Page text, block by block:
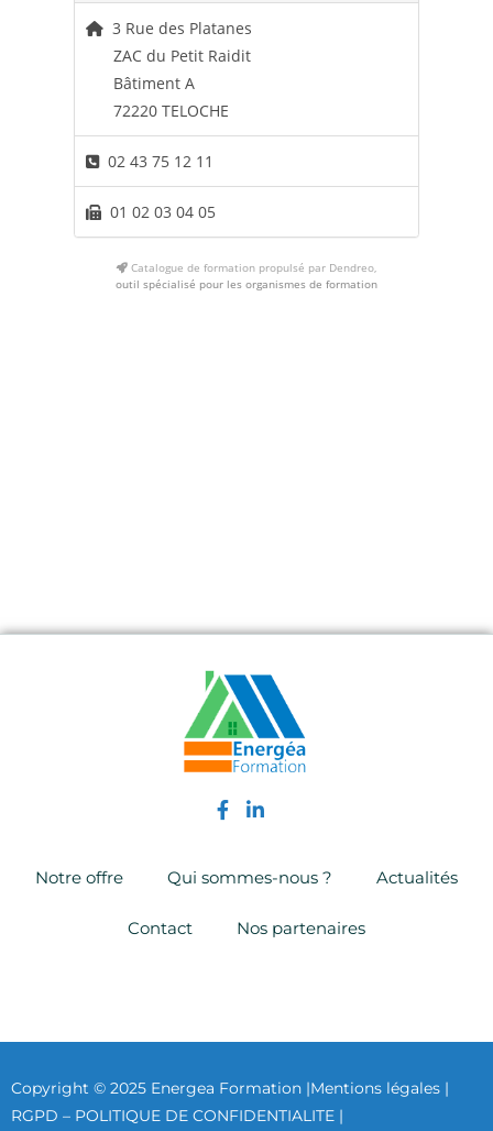
3 Rue des Platanes
ZAC du Petit Raidit
Bâtiment A
72220 TELOCHE
02 43 75 12 11
01 02 03 04 05
Catalogue de formation propulsé par Dendreo,
outil spécialisé pour les organismes de formation
Notre offre Qui sommes-nous ? Actualités
Contact Nos partenaires
Copyright © 2025 Energea Formation |Mentions légales |
RGPD – POLITIQUE DE CONFIDENTIALITE |